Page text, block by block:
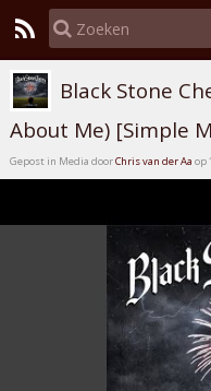
Black Stone
About Me) [Simple
Gepost in Media doorChris van der Aa op